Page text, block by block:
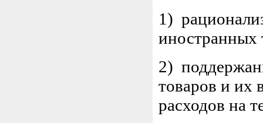
1)
иностранных
2)
товаров и их
расходов на